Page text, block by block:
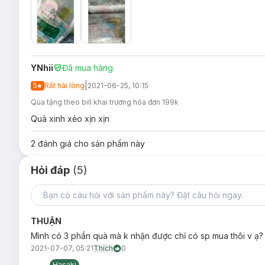
YNhii Đã mua hàng
5 Rất hài lòng 2021-06-25, 10:15
Qùa tặng theo bill khai trương hóa đơn 199k
Quà xinh xẻo xịn xịn
2 đánh giá cho sản phẩm này
Hỏi đáp (5)
THUẬN
Mình có 3 phần quà mà k nhận được chỉ có sp mua thôi v ạ?
2021-07-07, 05:21Thích
0